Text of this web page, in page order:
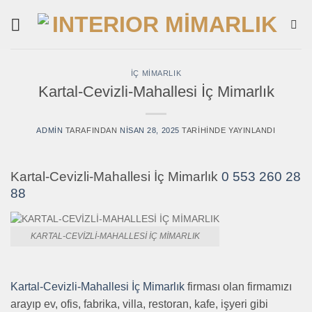
İÇ MIMARLIK
Kartal-Cevizli-Mahallesi İç Mimarlık
ADMIN TARAFINDAN NISAN 28, 2025 TARIHINDE YAYINLANDI
Kartal-Cevizli-Mahallesi İç Mimarlık 0 553 260 28
88
KARTAL-CEVIZLI-MAHALLESI İÇ MIMARLIK
Kartal-Cevizli-Mahallesi İç Mimarlık firması olan firmamızı
arayıp ev, ofis, fabrika, villa, restoran, kafe, işyeri gibi